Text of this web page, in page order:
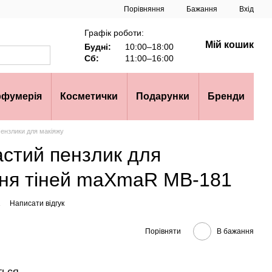
Порівняння Бажання Вхід
Графік роботи:
Будні:
10:00–18:00
Сб:
11:00–16:00
Мій кошик
Косметички Подарунки Бренди
для макіяжу
пензлик для
тіней maXmaR MB-181
Написати відгук
Порівняти В бажання